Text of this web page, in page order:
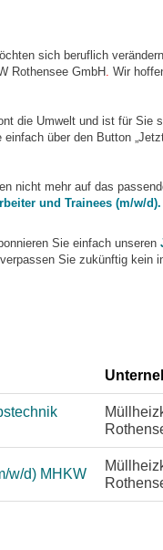
sich beruflich
Rothensee GmbH . Wir
die Umwelt und ist für Sie
über den Button
nicht mehr auf das
und Trainees (m/w/d).
Sie einfach unseren
Sie zukünftig kein
w/d) MHKW